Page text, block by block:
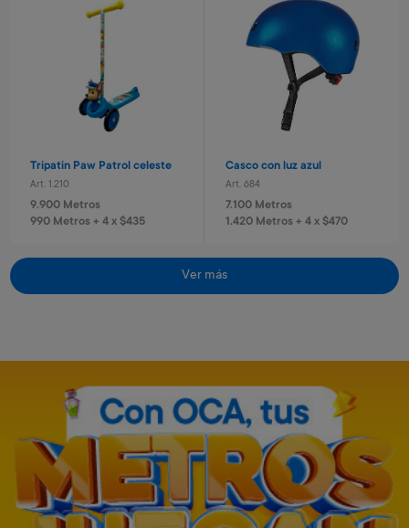
Tripatin Paw Patrol celeste
Art. 1.210
9.900 Metros
990 Metros + 4 x $435
Casco con luz azul
Art. 684
7.100 Metros
1.420 Metros + 4 x $470
Casco con luz rosa
Art. 2.266
7.100 Metros
1.420 Metros + 4 x $470
Set de protección infantil
Art. 2.265
5.700 Metros
1.140 Metros + 4 x $380
Ver más